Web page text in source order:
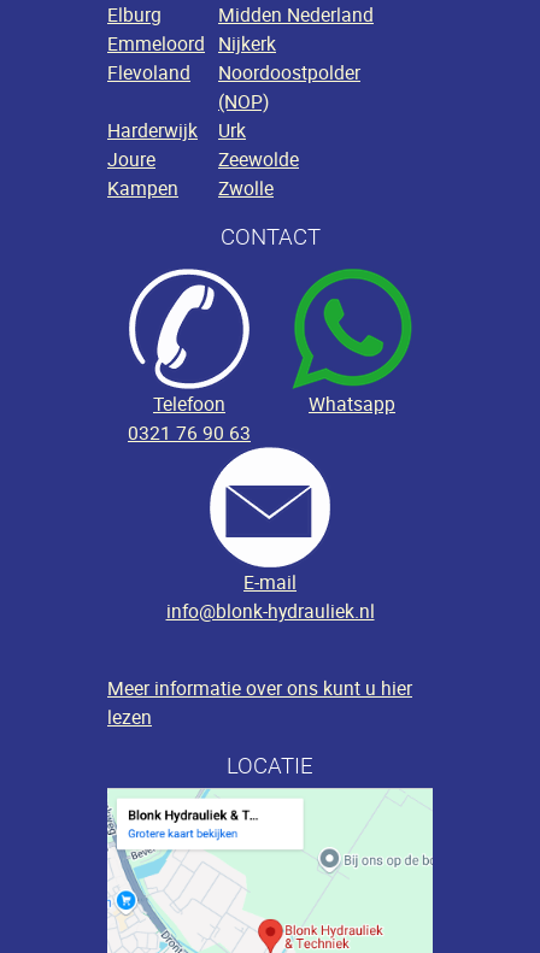
Elburg
Midden Nederland
Emmeloord Nijkerk
Flevoland
Noordoostpolder
(NOP)
Harderwijk
Urk
Joure
Zeewolde
Kampen
Zwolle
CONTACT
Telefoon
Whatsapp
0321 76 90 63
E-mail
info@blonk-hydrauliek.nl
Meer informatie over ons kunt u hier
lezen
LOCATIE